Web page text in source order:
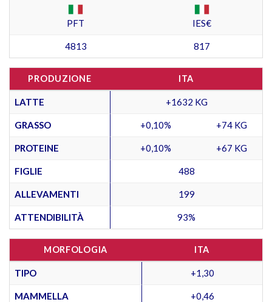
PFT IES€
4813 817
PRODUZIONE ITA
LATTE +1632 KG
GRASSO +0,10% +74 KG
PROTEINE +0,10% +67 KG
FIGLIE 488
ALLEVAMENTI 199
ATTENDIBILITÀ 93%
MORFOLOGIA ITA
TIPO +1,30
MAMMELLA +0,46